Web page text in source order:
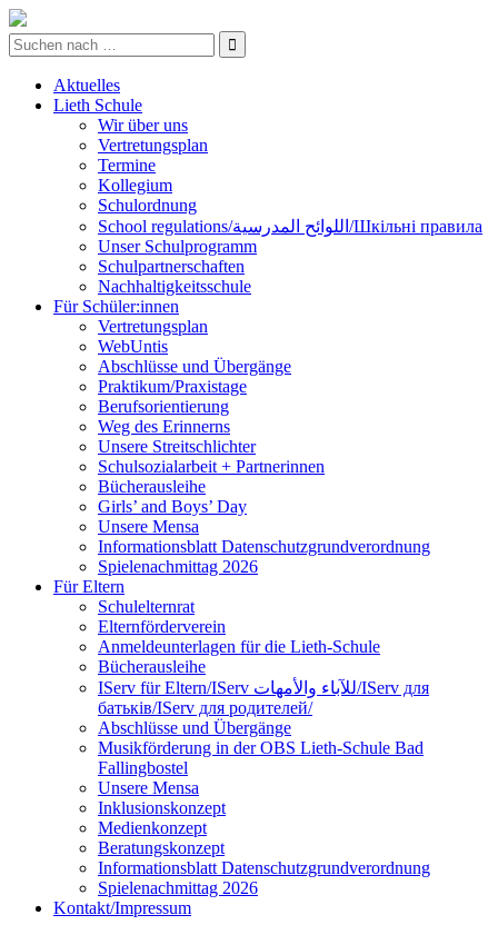
Aktuelles
Lieth Schule
Wir über uns
Vertretungsplan
Termine
Kollegium
Schulordnung
School regulations/اللوائح المدرسية/Шкільні правила
Unser Schulprogramm
Schulpartnerschaften
Nachhaltigkeitsschule
Für Schüler:innen
Vertretungsplan
WebUntis
Abschlüsse und Übergänge
Praktikum/Praxistage
Berufsorientierung
Weg des Erinnerns
Unsere Streitschlichter
Schulsozialarbeit + Partnerinnen
Bücherausleihe
Girls’ and Boys’ Day
Unsere Mensa
Informationsblatt Datenschutzgrundverordnung
Spielenachmittag 2026
Für Eltern
Schulelternrat
Elternförderverein
Anmeldeunterlagen für die Lieth-Schule
Bücherausleihe
IServ für Eltern/IServ للآباء والأمهات/IServ для
батьків/IServ для родителей/
Abschlüsse und Übergänge
Musikförderung in der OBS Lieth-Schule Bad
Fallingbostel
Unsere Mensa
Inklusionskonzept
Medienkonzept
Beratungskonzept
Informationsblatt Datenschutzgrundverordnung
Spielenachmittag 2026
Kontakt/Impressum